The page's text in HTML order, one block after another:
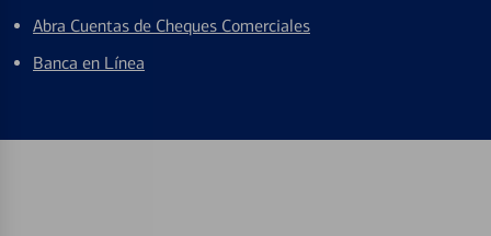
Abra Cuentas de Cheques Comerciales
Banca en Línea